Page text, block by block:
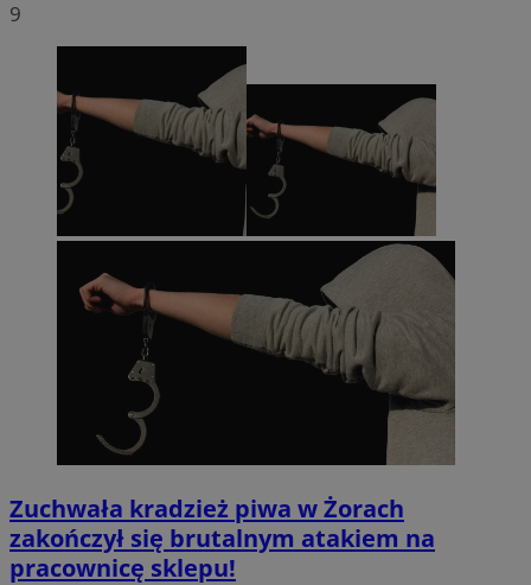
9
Zuchwała kradzież piwa w Żorach
zakończył się brutalnym atakiem na
pracownicę sklepu!